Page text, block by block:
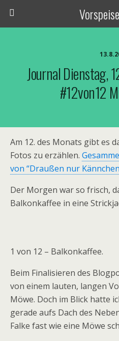
Journal Dienstag,
#12von12
Am 12. des Monats gibt es
Fotos zu erzählen.
von “Draußen nur
Der Morgen war so frisch,
Balkonkaffee in eine
1 von 12 – Balkonkaffee.
Beim Finalisieren des
von einem lauten, langen
Möwe. Doch im Blick hatte
gerade aufs Dach des
Falke fast wie eine Möwe